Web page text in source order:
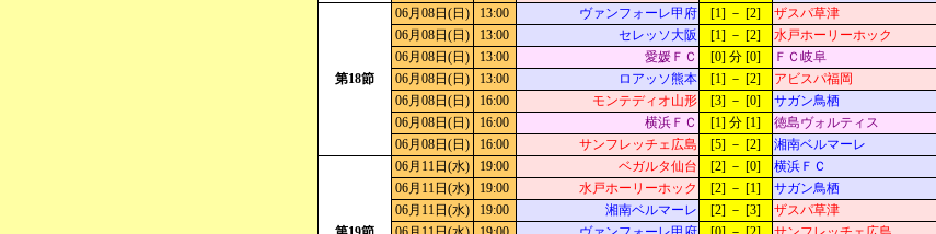
第18節
06月08日(日) 13:00 ヴァンフォーレ甲府 [1] － [2] ザスパ草津
06月08日(日)
13:00 セレッソ大阪 [1] － [2] 水戸ホーリーホック
06月08日(日)
13:00 愛媛ＦＣ [0] 分 [0] ＦＣ岐阜
06月08日(日)
13:00 ロアッソ熊本 [1] － [2] アビスパ福岡
06月08日(日)
16:00 モンテディオ山形 [3] － [0] サガン鳥栖
06月08日(日)
16:00 横浜ＦＣ [1] 分 [1] 徳島ヴォルティス
06月08日(日)
16:00 サンフレッチェ広島 [5] － [2] 湘南ベルマーレ
06月11日(水) 19:00 ベガルタ仙台 [2] － [0] 横浜ＦＣ
06月11日(水)
19:00 水戸ホーリーホック [2] － [1] サガン鳥栖
06月11日(水)
19:00 湘南ベルマーレ [2] － [3] ザスパ草津